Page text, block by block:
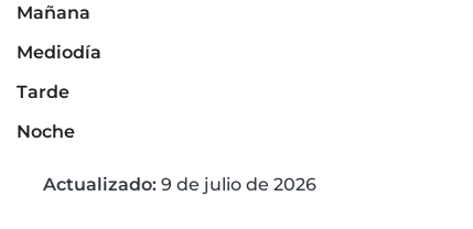
Mañana
Mediodía
Tarde
Noche
Actualizado: 9 de julio de 2026